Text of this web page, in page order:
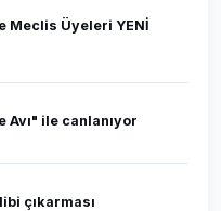
Meclis Üyeleri YENİ
Avı" ile canlanıyor
çıkarması